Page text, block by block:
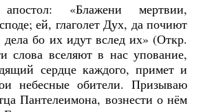
«Блажени мертвии,
ей, глаголет Дух, да почиют
дела бо их идут вслед их» (Откр.
слова вселяют в нас упование,
сердце каждого, примет и
небесные обители. Призываю
Пантелеимона, вознести о нём